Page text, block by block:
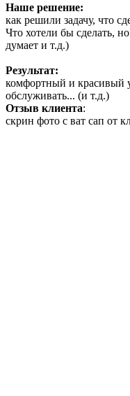
Наше решение:
как решили задачу, что
Что хотели бы сделать,
думает и т.д.)
Результат:
комфортный и красивый
обслуживать... (и т.д.)
Отзыв клиента:
скрин фото с ват сап от